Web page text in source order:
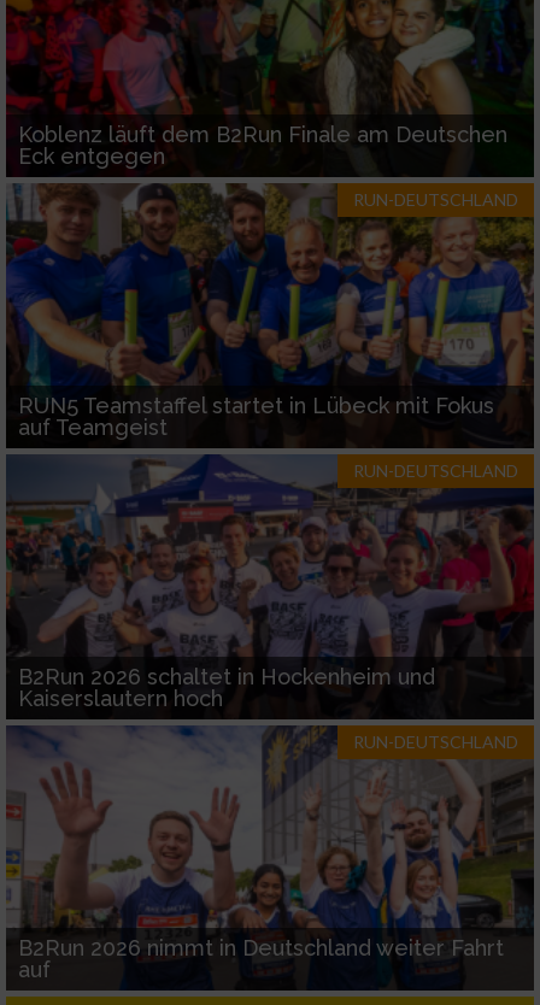
Koblenz läuft dem B2Run Finale am Deutschen
Eck entgegen
RUN-DEUTSCHLAND
RUN5 Teamstaffel startet in Lübeck mit Fokus
auf Teamgeist
RUN-DEUTSCHLAND
B2Run 2026 schaltet in Hockenheim und
Kaiserslautern hoch
RUN-DEUTSCHLAND
B2Run 2026 nimmt in Deutschland weiter Fahrt
auf